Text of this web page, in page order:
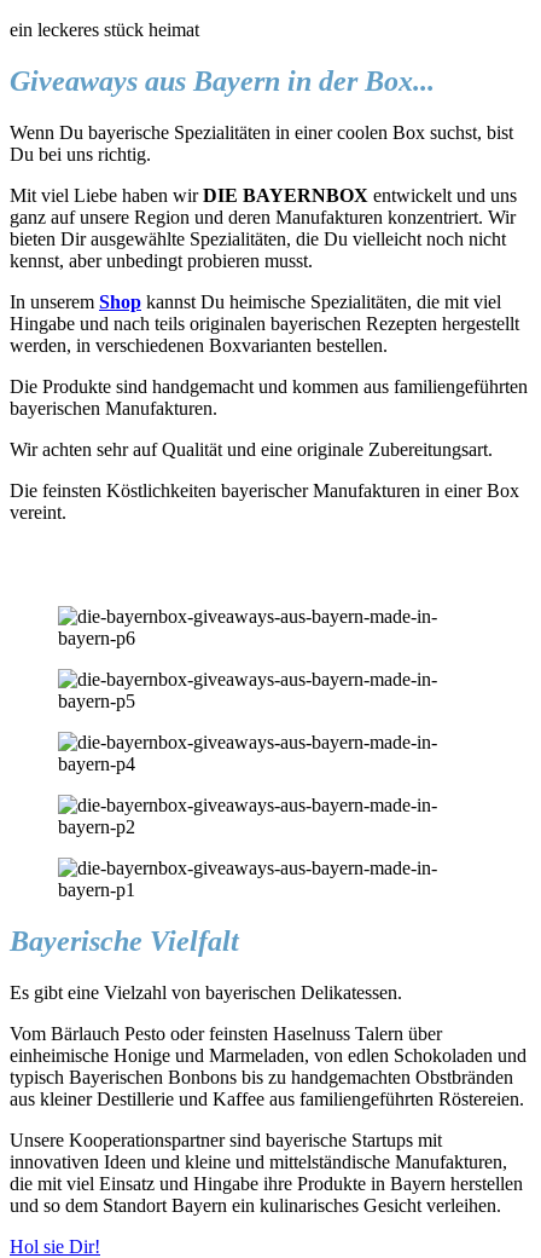
ein leckeres stück heimat
Giveaways aus Bayern in der Box...
Wenn Du bayerische Spezialitäten in einer coolen Box suchst, bist
Du bei uns richtig.
Mit viel Liebe haben wirDIE BAYERNBOX entwickelt und uns
ganz auf unsere Region und deren Manufakturen konzentriert. Wir
bieten Dir ausgewählte Spezialitäten, die Du vielleicht noch nicht
kennst, aber unbedingt probieren musst.
In unserem Shop kannst Du heimische Spezialitäten, die mit viel
Hingabe und nach teils originalen bayerischen Rezepten hergestellt
werden, in verschiedenen Boxvarianten bestellen.
Die Produkte sind handgemacht und kommen aus familiengeführten
bayerischen Manufakturen.
Wir achten sehr auf Qualität und eine originale Zubereitungsart.
Die feinsten Köstlichkeiten bayerischer Manufakturen in einer Box
vereint.
Bayerische Vielfalt
Es gibt eine Vielzahl von bayerischen Delikatessen.
Vom Bärlauch Pesto oder feinsten Haselnuss Talern über
einheimische Honige und Marmeladen, von edlen Schokoladen und
typisch Bayerischen Bonbons bis zu handgemachten Obstbränden
aus kleiner Destillerie und Kaffee aus familiengeführten Röstereien.
Unsere Kooperationspartner sind bayerische Startups mit
innovativen Ideen und kleine und mittelständische Manufakturen,
die mit viel Einsatz und Hingabe ihre Produkte in Bayern herstellen
und so dem Standort Bayern ein kulinarisches Gesicht verleihen.
Hol sie Dir!